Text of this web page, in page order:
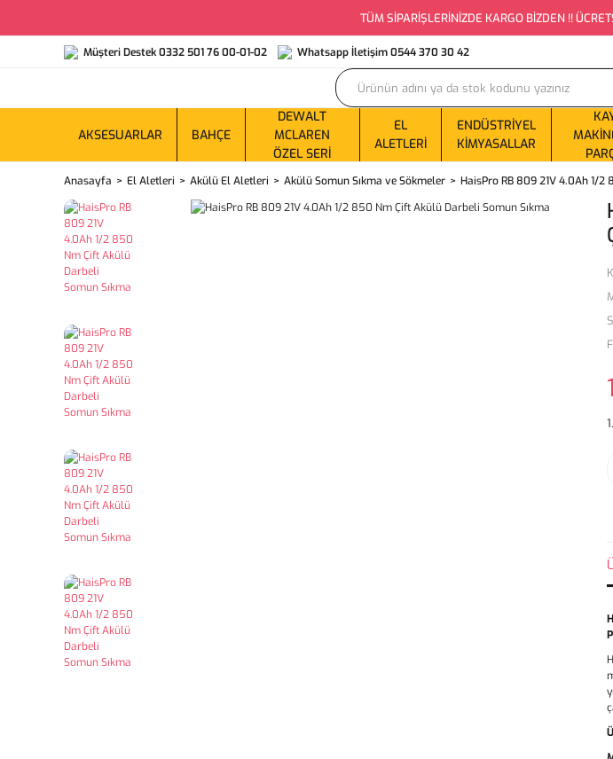
TÜM SİPARİŞLERİNİZDE KARGO BİZDEN !!
Müşteri Destek 0332 501 76 00-01-02 Whatsapp İletişim 0544 370 30 42
AKSESUARLAR BAHÇE
DEWALT
MCLAREN
ÖZEL SERI
EL
ALETLERI
ENDÜSTRIYEL
KIMYASALLAR
Anasayfa El Aletleri Akülü El Aletleri Akülü Somun Sıkma ve Sökmeler HaisPro RB 809 21V 4.0Ah 1/2